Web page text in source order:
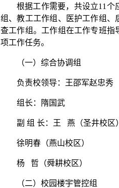
根据工作需要，共设立11
组、教工工作组、医护工作组
查工作组。工作组在工作专班
项工作任务。
（一）综合协调组
负责校领导：王邵军赵忠秀
组长：隋国武
副 组 长：王 燕（圣井校区
徐明春（燕山校区）
杨 哲（舜耕校区）
（二）校园楼宇管控组